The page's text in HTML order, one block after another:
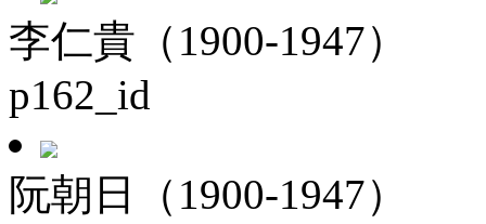
李仁貴（1900-1947）
p162_id
阮朝日（1900-1947）